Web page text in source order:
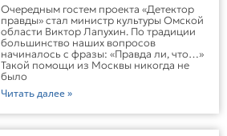
Очередным гостем проекта «Детектор
правды» стал министр культуры Омской
области Виктор Лапухин. По традиции
большинство наших вопросов
начиналось с фразы: «Правда ли, что…»
Такой помощи из Москвы никогда не
было
Читать далее »